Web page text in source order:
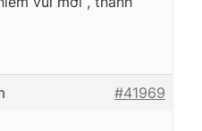
#41969